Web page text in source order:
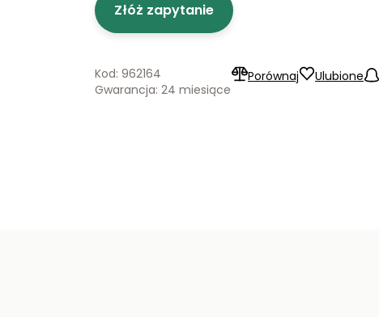
Złóż zapytanie
Porównaj Ulubione
Kod: 962164
Gwarancja: 24 miesiące